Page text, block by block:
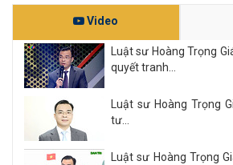
Video
Luật sư Hoàng Trọng
quyết tranh...
Luật sư Hoàng Trọng
tư...
Luật sư Hoàng Trọng